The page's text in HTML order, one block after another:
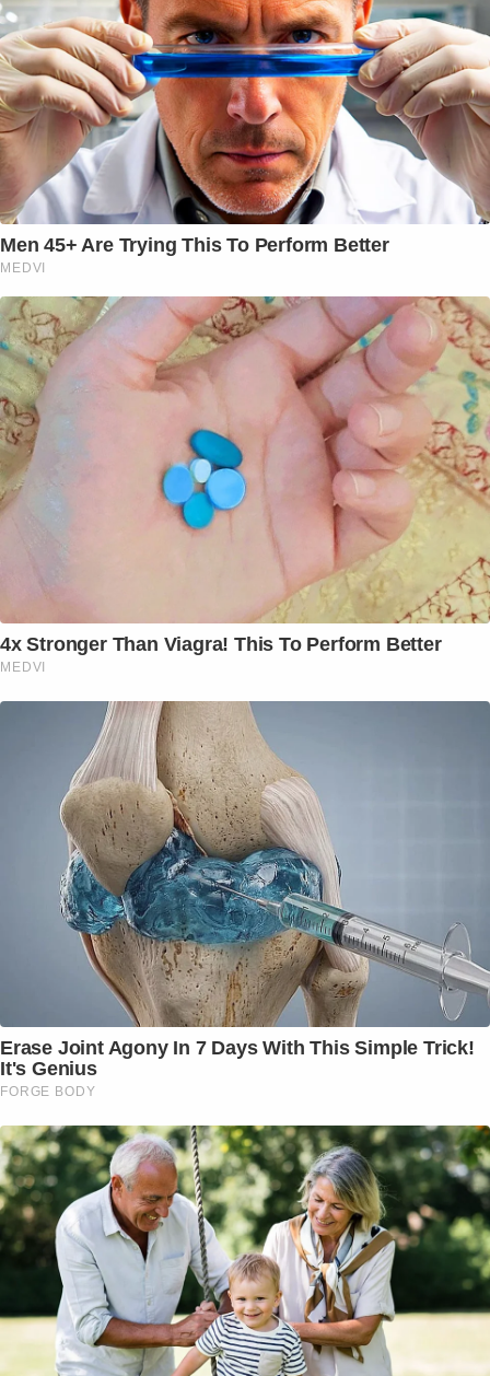
Men 45+ Are Trying This To Perform Better
MEDVI
4x Stronger Than Viagra! This To Perform Better
MEDVI
Erase Joint Agony In 7 Days With This Simple Trick!
It's Genius
FORGE BODY